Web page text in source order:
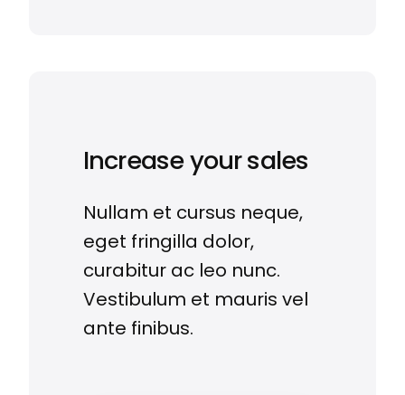
Increase your sales
Nullam et cursus neque,
eget fringilla dolor,
curabitur ac leo nunc.
Vestibulum et mauris vel
ante finibus.